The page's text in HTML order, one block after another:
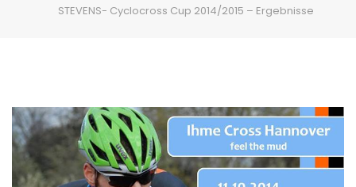
STEVENS- Cyclocross Cup 2014/2015 – Ergebnisse